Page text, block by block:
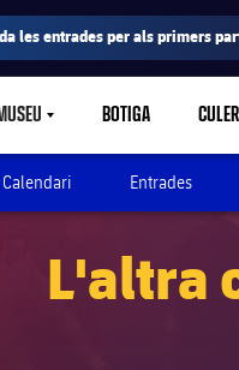
les entrades per als primers
BOTIGA
Calendari Entrades
L'altra